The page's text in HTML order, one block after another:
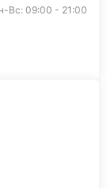
Вс: 09:00 - 21:00